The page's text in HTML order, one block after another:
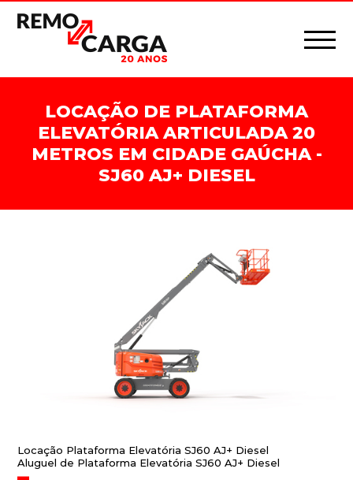
LOCAÇÃO DE PLATAFORMA
ELEVATÓRIA ARTICULADA 20
METROS EM CIDADE GAÚCHA -
SJ60 AJ+ DIESEL
Locação Plataforma Elevatória SJ60 AJ+ Diesel
Aluguel de Plataforma Elevatória SJ60 AJ+ Diesel